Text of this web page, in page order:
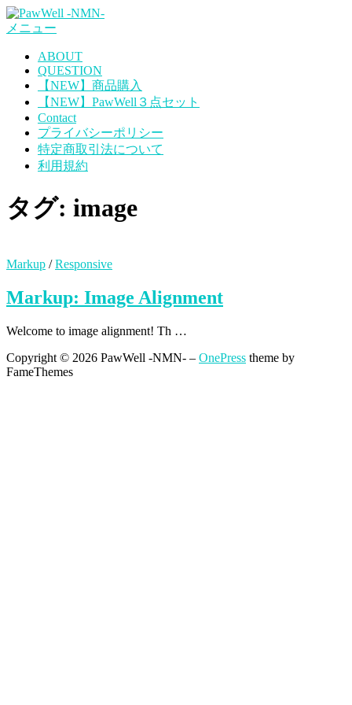
コ
ン
メニュー
ABOUT
QUESTION
【NEW】商品購入
【NEW】PawWell３点セット
Contact
プライバシーポリシー
特定商取引法について
利用規約
タグ: image
Markup /Responsive
Markup: Image Alignment
Welcome to image alignment! Th …
Copyright © 2026 PawWell -NMN- – OnePress theme by
FameThemes